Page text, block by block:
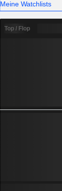
Meine Watchlists
Top / Flop